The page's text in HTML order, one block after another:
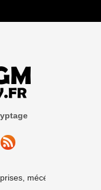
mécénat,